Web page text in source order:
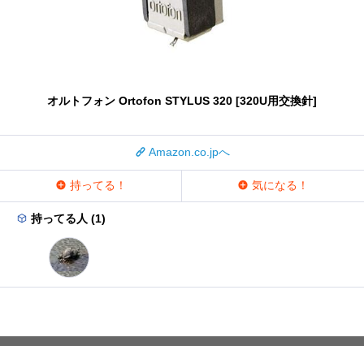
オルトフォン Ortofon STYLUS 320 [320U用交換針]
Amazon.co.jpへ
持ってる！ 気になる！
持ってる人 (1)